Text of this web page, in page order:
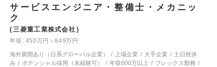
サービスエンジニア・整備士・メカニッ
ク
三菱重工業株式会社
年収
450万円～849万円
海外展開あり（日系グローバル企業）
上場企業 大手企業
土日祝休
み
ポテンシャル採用（未経験可） 年収600万以上
フレックス勤務